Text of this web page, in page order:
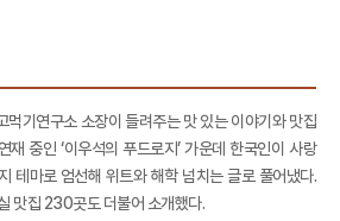
먹기연구소 소장이 들려주는 맛 있는 이야기와 맛집
재 중인 ‘이우석의 푸드로지’ 가운데 한국인이 사랑
테마로 엄선해 위트와 해학 넘치는 글로 풀어냈다.
맛집 230곳도 더불어 소개했다.